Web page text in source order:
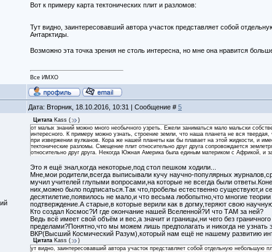
Вот к примеру карта тектонических плит и разломов:
Тут видно, заинтересовавший автора участок представляет собой
Антарктиды.
Возможно эта точка зрения не столь интересна, но мне она нравится
Все ИМХО
Дата: Вторник, 18.10.2016, 10:31 | Сообщение # 5
Цитата Kass(
)
от малых знаний можно много необычного узреть. Ежели заниматься мало мальски
интересного. К примеру можно узнать, строение земли, что наша планета не вся
при извержении вулканов. Кора же нашей планеты как бы плавает на этой жидкости, и
тектонические разломы. Смещение плит относительно друг друга сопровождается
относительно друг друга. Некогда Южная Америка была единым материком с Африкой, и
Это я ещё знал,когда некоторые,под стол пешком ходили...
Мне,мои родители,всегда выписывали кучу научно-популярных
мучил учителей глупыми вопросами,на которые не всегда были
них,можно было подписаться.Так что,пробелы естественно существуют,и
десятилетие,появилось не мало,и что весьма любопытно,что многие
подтверждение.А старые,в которые верили как в догму,теряют свою
Кто создал Космос?И где окончание нашей Вселенной?И что ТАМ за ней?
Ведь всё имеет свой объём и вес,а значит и границы,ни чего без
пределами?Понятно,что мы можем лишь предполагать и никогда не узнать
ВКР(Высший Космический Разум),который нам ещё не нашему развитию
Цитата Kass(
)
ут видно, заинтересовавший автора участок представляет собой отдельную небольшую